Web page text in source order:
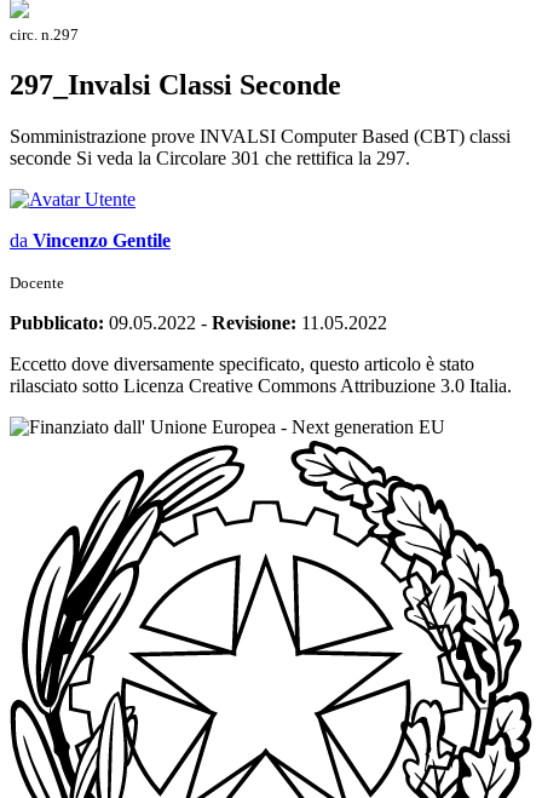
circ. n.297
297_Invalsi Classi Seconde
Somministrazione prove INVALSI Computer Based (CBT) classi
seconde Si veda la Circolare 301 che rettifica la 297.
da Vincenzo Gentile
Docente
Pubblicato: 09.05.2022 - Revisione: 11.05.2022
Eccetto dove diversamente specificato, questo articolo è stato
rilasciato sotto Licenza Creative Commons Attribuzione 3.0 Italia.